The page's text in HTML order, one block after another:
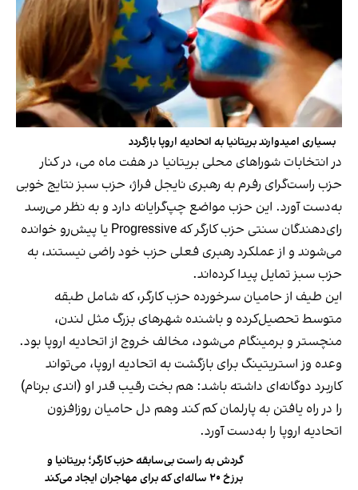
بسیاری امیدوارند بریتانیا به اتحادیه اروپا بازگردد
در انتخابات شوراهای محلی بریتانیا در هفت ماه می، در کنار
حزب راست‌گرای رفرم به رهبری نایجل فراژ، حزب سبز نتایج خوبی
به‌دست آورد. این حزب مواضع چپ‌گرایانه دارد و به نظر می‌رسد
رای‌دهندگان سنتی حزب کارگر که Progressive یا پیش‌رو خوانده
می‌شوند و از عملکرد رهبری فعلی حزب خود راضی نیستند، به
حزب سبز تمایل پیدا کرده‌اند.
این‌ طیف از حامیان سرخورده حزب کارگر، که شامل طبقه
متوسط تحصیل‌کرده و باشنده شهرهای بزرگ مثل لندن،
منچستر و برمینگام می‌شود، مخالف خروج از اتحادیه اروپا بود.
وعده وز استریتینگ برای بازگشت به اتحادیه اروپا، می‌تواند
کاربرد دوگانه‌ای داشته باشد: هم بخت رقیب قدر او (اندی برنام)
را در راه یافتن به پارلمان کم کند وهم دل حامیان روزافزون
اتحادیه اروپا را به‌دست آورد.
گردش به راست بی‌سابقه حزب کارگر؛ بریتانیا و
برزخ ۲۰ ساله‌ای که برای مهاجران ایجاد می‌کند